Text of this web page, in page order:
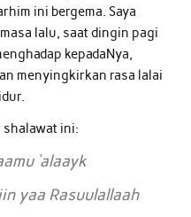
ini bergema. Saya
lalu, saat dingin pagi
kepadaNya,
menyingkirkan rasa lalai
shalawat ini:
‘alaayk
yaa Rasuulallaah